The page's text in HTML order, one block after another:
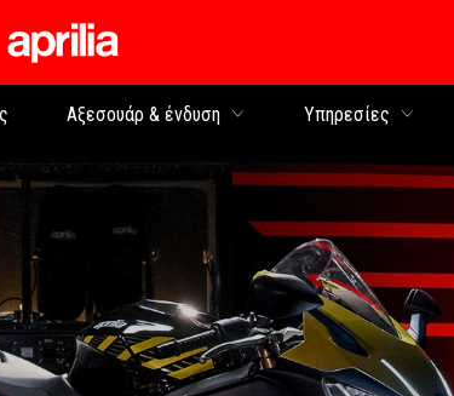
Αξεσουάρ & ένδυση Υπηρεσίες